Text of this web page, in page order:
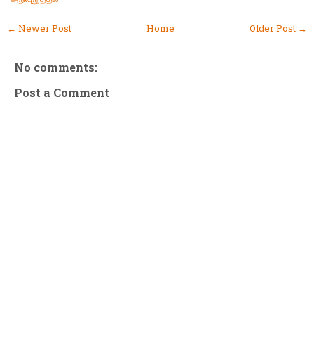
← Newer Post Older Post →
Home
No comments:
Post a Comment